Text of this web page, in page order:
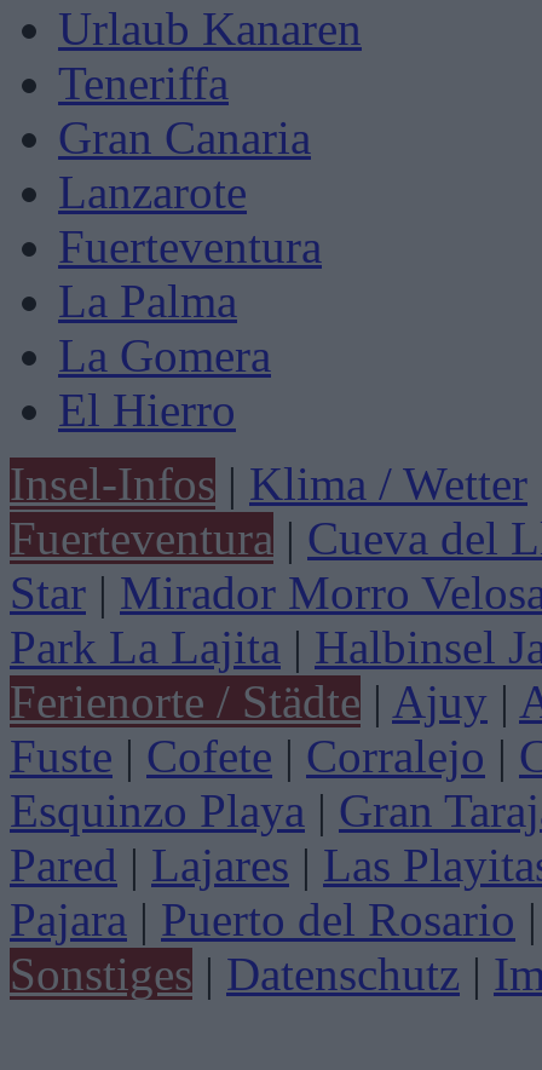
Urlaub Kanaren
Teneriffa
Gran Canaria
Lanzarote
Fuerteventura
La Palma
La Gomera
El Hierro
Insel-Infos | Klima / Wetter
Fuerteventura | Cueva del
Star | Mirador Morro
Park La Lajita | Halbinsel
Ferienorte / Städte | Ajuy |
Fuste | Cofete | Corralejo |
Esquinzo Playa | Gran
Pared | Lajares | Las
Pajara | Puerto del Rosario |
Sonstiges | Datenschutz |